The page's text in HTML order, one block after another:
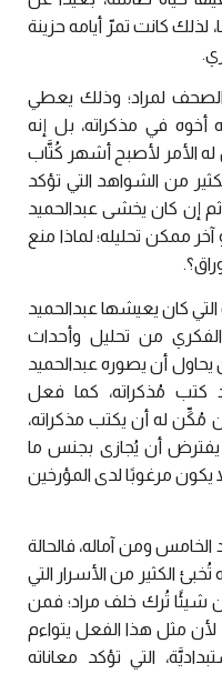
لذلك كانت تمرّ أيامه حزينة
لمراد؛ وذلك يعطي
في مذكراته، بل إنه
له الأمر لأصبح أشهر كُتَّاب
من الشواهد التي تؤكد
إن كان يخشى عبدالحميد
ممكن تحليله؛ لماذا منع
كان يعيشها عبدالحميد
من تحليل وأحداث
أن يصوره عبدالحميد
كتب مُذكراته، كما فعل
مُكِّن له أن يكتب مذكراته،
يفترض أن يُجازى بجنس ما
يكون مرغوبًا لدى المؤرخين
ومن آماله، فالحالة
الكثير من الأسرار التي
شيئًا تُرك خلف مراد؛ فمن
لأن مثل هذا الفعل يتواءم
التي تؤكد معاناته